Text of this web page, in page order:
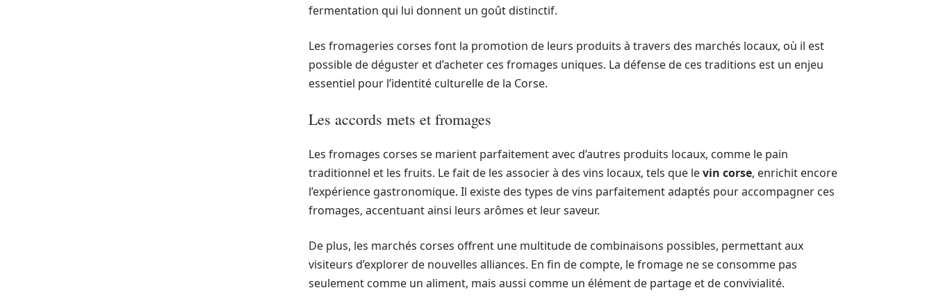
fermentation qui lui donnent un goût distinctif.
Les fromageries corses font la promotion de leurs produits à travers des marchés locaux, où il est
possible de déguster et d’acheter ces fromages uniques. La défense de ces traditions est un enjeu
essentiel pour l’identité culturelle de la Corse.
Les accords mets et fromages
Les fromages corses se marient parfaitement avec d’autres produits locaux, comme le pain
traditionnel et les fruits. Le fait de les associer à des vins locaux, tels que levin corse, enrichit encore
l’expérience gastronomique. Il existe des types de vins parfaitement adaptés pour accompagner ces
fromages, accentuant ainsi leurs arômes et leur saveur.
De plus, les marchés corses offrent une multitude de combinaisons possibles, permettant aux
visiteurs d’explorer de nouvelles alliances. En fin de compte, le fromage ne se consomme pas
seulement comme un aliment, mais aussi comme un élément de partage et de convivialité.